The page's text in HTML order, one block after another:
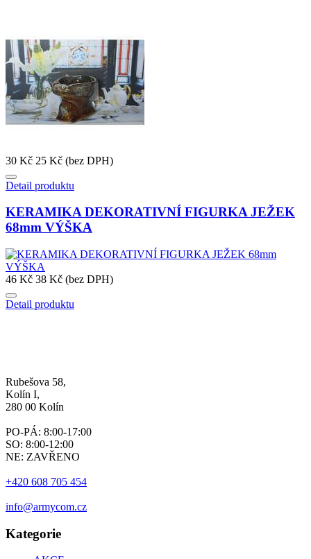
30 Kč 25 Kč (bez DPH)
Detail produktu
KERAMIKA DEKORATIVNÍ FIGURKA JEŽEK
68mm VÝŠKA
46 Kč 38 Kč (bez DPH)
Detail produktu
Rubešova 58,
Kolín I,
280 00 Kolín
PO-PÁ: 8:00-17:00
SO: 8:00-12:00
NE: ZAVŘENO
+420 608 705 454
info@armycom.cz
Kategorie